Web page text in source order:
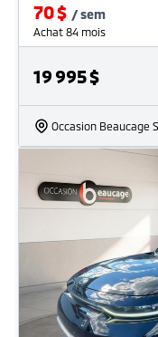
70$ /sem
Achat 84 mois
19 995$
Occasion Beaucage